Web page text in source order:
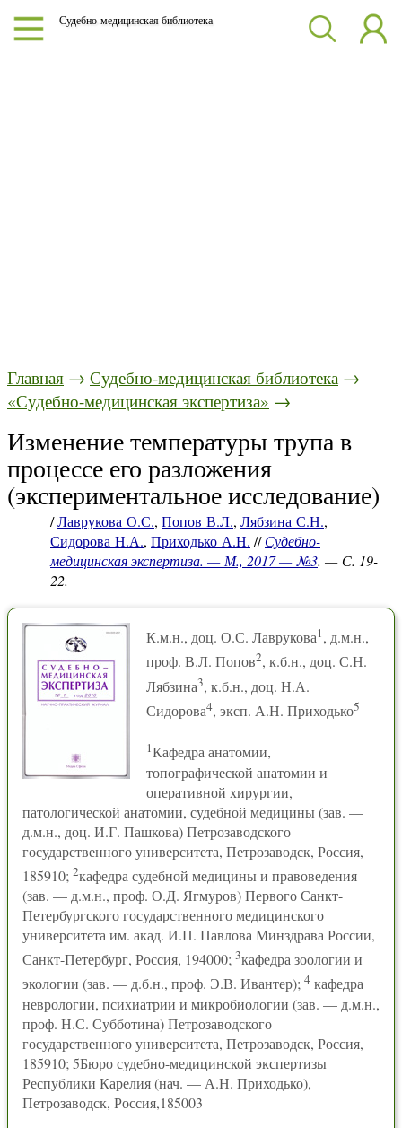
Судебно-медицинская библиотека
Главная → Судебно-медицинская библиотека →
«Судебно-медицинская экспертиза» →
Изменение температуры трупа в
процессе его разложения
(экспериментальное исследование)
/Лаврукова О.С., Попов В.Л., Лябзина С.Н.,
Сидорова Н.А., Приходько А.Н. //Судебно-
медицинская экспертиза. — М., 2017 — №3. — С. 19-
22.
К.м.н., доц. О.С. Лаврукова1, д.м.н.,
проф. В.Л. Попов2, к.б.н., доц. С.Н.
Лябзина3, к.б.н., доц. Н.А.
Сидорова4, эксп. А.Н. Приходько5
1Кафедра анатомии,
топографической анатомии и
оперативной хирургии,
патологической анатомии, судебной медицины (зав. —
д.м.н., доц. И.Г. Пашкова) Петрозаводского
государственного университета, Петрозаводск, Россия,
185910; 2кафедра судебной медицины и правоведения
(зав. — д.м.н., проф. О.Д. Ягмуров) Первого Санкт-
Петербургского государственного медицинского
университета им. акад. И.П. Павлова Минздрава России,
Санкт-Петербург, Россия, 194000; 3кафедра зоологии и
экологии (зав. — д.б.н., проф. Э.В. Ивантер); 4 кафедра
неврологии, психиатрии и микробиологии (зав. — д.м.н.,
проф. Н.С. Субботина) Петрозаводского
государственного университета, Петрозаводск, Россия,
185910; 5Бюро судебно-медицинской экспертизы
Республики Карелия (нач. — А.Н. Приходько),
Петрозаводск, Россия,185003